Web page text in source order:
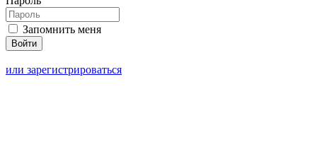
Запомнить меня
или зарегистрироваться